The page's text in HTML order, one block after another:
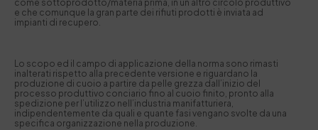
come sottoprodotto/materia prima, in un altro circolo produttivo
e che comunque la gran parte dei rifiuti prodotti è inviata ad
impianti di recupero.
Lo scopo ed il campo di applicazione della norma sono rimasti
inalterati rispetto alla precedente versione e riguardano la
produzione di cuoio a partire da pelle grezza dall’inizio del
processo produttivo conciario fino al cuoio finito, pronto alla
spedizione per l’utilizzo nell’industria manifatturiera,
indipendentemente da quali e quante fasi vengano svolte da una
specifica organizzazione nella produzione.